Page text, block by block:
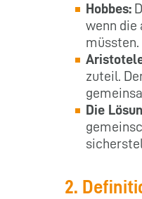
Hobbes:
wenn die
müssten.
zuteil.
Die
2.